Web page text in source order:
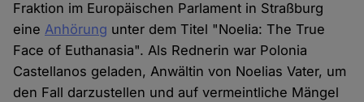
Fraktion im Europäischen Parlament in Straßburg
eineAnhörung unter dem Titel "Noelia: The True
Face of Euthanasia". Als Rednerin war Polonia
Castellanos geladen, Anwältin von Noelias Vater, um
den Fall darzustellen und auf vermeintliche Mängel